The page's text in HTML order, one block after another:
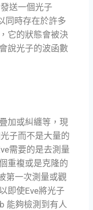
送一個光子
同時存在於許多
它的狀態會被決
說光子的波函數
加或糾纏等，現
子而不是大量的
需要的是去測量
重複或是克隆的
第一次測量或觀
即使Eve將光子
能夠檢測到有人